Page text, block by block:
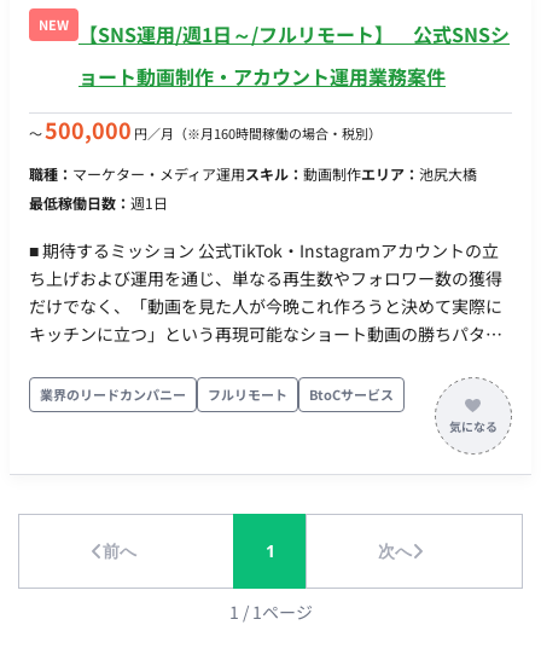
ドバイザリー業務 ■チーム体制： ・記載なし（※主にクライア
ント側の代表者様、および現場スタッフ様と連携していただき
ます） ■働き方： ・稼働量：週1日（月32時間程度を想定） ・
NEW
【SNS運用/週1日～/フルリモート】 公式SNSシ
ョート動画制作・アカウント運用業務案件
〜500,000 円／月 （※月160時間稼働の場合・税別）
職種： マーケター・メディア運用スキル： 動画制作エリア： 池尻大橋
最低稼働日数： 週1日
■ 期待するミッション 公式TikTok・Instagramアカウントの立
ち上げおよび運用を通じ、単なる再生数やフォロワー数の獲得
だけでなく、「動画を見た人が今晩これ作ろうと決めて実際に
キッチンに立つ」という再現可能なショート動画の勝ちパター
推進していただくことを期待しています。 ■ 業務内容 ・ショー
ト動画（TikTok・Instagramリール）の企画・撮影 ・編集・投
稿までを一気通貫で実行（月8本〜） ・TikTokおよびInstagram
リールの両面に最適化した二次配信調整（音源、キャプショ
企画テンプレートへの落とし込み ■ 働き方 ・ 稼働量：週1～3日
（作業スピード・質に応じて要相談） ・ リモート稼働：フルリ
モート ・ フレックス稼働：可能 ■エントリー時の記載事項（必
業界のリードカンパニー フルリモート BtoCサービス
前へ 1 次へ
1 / 1ページ